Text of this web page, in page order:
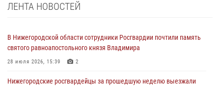
ЛЕНТА НОВОСТЕЙ
В Нижегородской области сотрудники Росгвардии почтили память
святого равноапостольного князя Владимира
28 июля 2026, 15:39 2
Нижегородские росгвардейцы за прошедшую неделю выезжали